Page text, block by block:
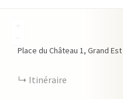
Place du Château 1 Grand Est
Itinéraire